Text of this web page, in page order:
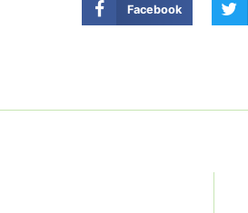
Facebook